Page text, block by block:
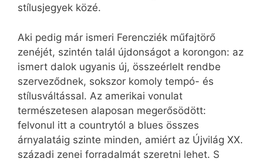
stílusjegyek közé.
Aki pedig már ismeri Ferencziék műfajtörő
zenéjét, szintén talál újdonságot a korongon: az
ismert dalok ugyanis új, összeérlelt rendbe
szerveződnek, sokszor komoly tempó- és
stílusváltással. Az amerikai vonulat
természetesen alaposan megerősödött:
felvonul itt a countrytól a blues összes
árnyalatáig szinte minden, amiért az Újvilág XX.
századi zenei forradalmát szeretni lehet. S